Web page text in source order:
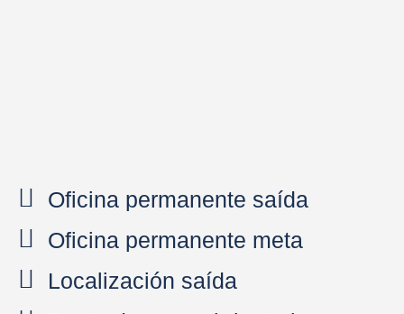
Oficina permanente saída
Oficina permanente meta
Localización saída